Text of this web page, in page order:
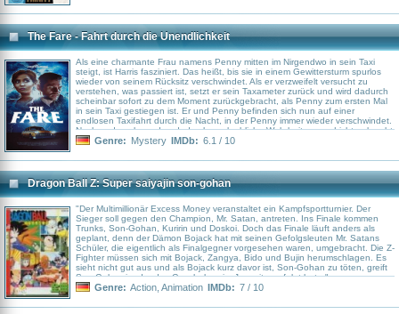
The Fare - Fahrt durch die Unendlichkeit
Als eine charmante Frau namens Penny mitten im Nirgendwo in sein Taxi
steigt, ist Harris fasziniert. Das heißt, bis sie in einem Gewittersturm spurlos
wieder von seinem Rücksitz verschwindet. Als er verzweifelt versucht zu
verstehen, was passiert ist, setzt er sein Taxameter zurück und wird dadurch
scheinbar sofort zu dem Moment zurückgebracht, als Penny zum ersten Mal
in sein Taxi gestiegen ist. Er und Penny befinden sich nun auf einer
endlosen Taxifahrt durch die Nacht, in der Penny immer wieder verschwindet.
Nach und nach werden dadurch unglaubliche Wahrheiten ans Licht gebracht
und Harris‘ gesamtes Leben für immer verändert. Brillantes, mysteriöses
das Murmeltier“, der zudem die Genialität des Kultfilm „Donnie Darko“
aufweist.
Genre: Mystery IMDb: 6.1 / 10
Dragon Ball Z: Super saiyajin son-gohan
"Der Multimillionär Excess Money veranstaltet ein Kampfsportturnier. Der
Sieger soll gegen den Champion, Mr. Satan, antreten. Ins Finale kommen
Trunks, Son-Gohan, Kuririn und Doskoi. Doch das Finale läuft anders als
geplant, denn der Dämon Bojack hat mit seinen Gefolgsleuten Mr. Satans
Schüler, die eigentlich als Finalgegner vorgesehen waren, umgebracht. Die Z-
Fighter müssen sich mit Bojack, Zangya, Bido und Bujin herumschlagen. Es
sieht nicht gut aus und als Bojack kurz davor ist, Son-Gohan zu töten, greift
Son-Goku ein, der das Geschehen im Jenseits verfolgt hat..."
Genre: Action Animation IMDb: 7 / 10